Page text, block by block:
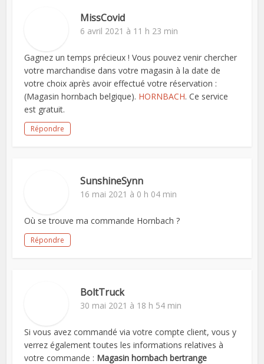
MissCovid
6 avril 2021 à 11 h 23 min
Gagnez un temps précieux ! Vous pouvez venir chercher
votre marchandise dans votre magasin à la date de
votre choix après avoir effectué votre réservation :
(Magasin hornbach belgique). HORNBACH. Ce service
est gratuit.
Répondre
SunshineSynn
16 mai 2021 à 0 h 04 min
Où se trouve ma commande Hornbach ?
Répondre
BoltTruck
30 mai 2021 à 18 h 54 min
Si vous avez commandé via votre compte client, vous y
verrez également toutes les informations relatives à
votre commande : Magasin hornbach bertrange